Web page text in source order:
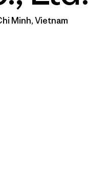
Minh, Vietnam